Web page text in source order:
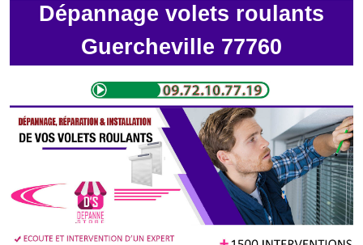
Dépannage volets roulants
Guercheville 77760